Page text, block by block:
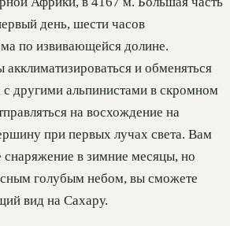
день, шести часов
по извивающейся долине.
акклиматизироваться и обменяться
с другими альпинистами в скромном
на восхождение на
при первых лучах света. Вам
снаряжение в зимние месяцы, но
голубым небом, вы сможете
вид на Сахару.